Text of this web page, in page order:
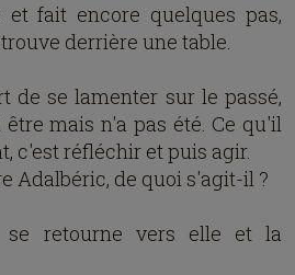
fait encore quelques pas,
derrière une table.
de se lamenter sur le passé,
mais n'a pas été. Ce qu'il
c'est réfléchir et puis agir.
Adalbéric, de quoi s'agit-il ?
se retourne vers elle et la